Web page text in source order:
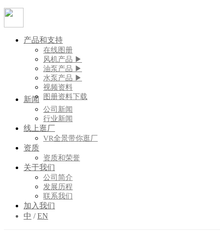
产品和支持
在线图册
风机产品 ▶
油泵产品 ▶
水泵产品 ▶
视频资料
图册资料下载
新闻
公司新闻
行业新闻
线上逛厂
VR全景带你逛厂
资质
资质和荣誉
关于我们
公司简介
发展历程
联系我们
加入我们
中 /EN